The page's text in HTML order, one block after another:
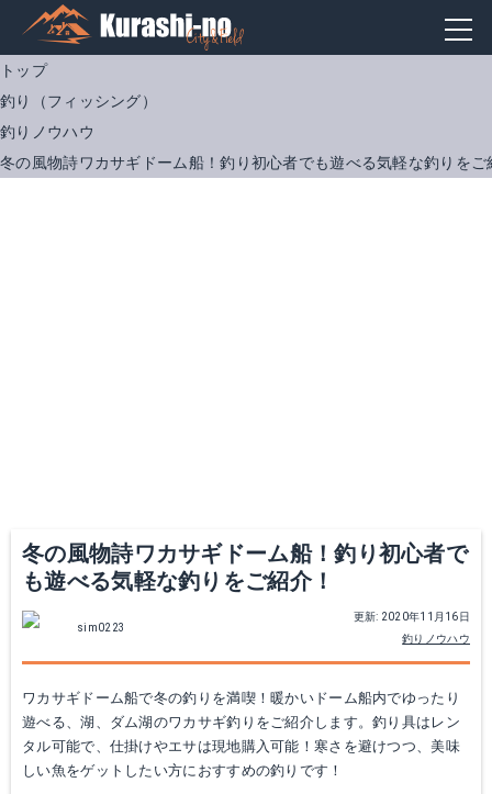
トップ
釣り（フィッシング）
釣りノウハウ
冬の風物詩ワカサギドーム船！釣り初心者でも遊べる気軽な釣りをご
冬の風物詩ワカサギドーム船！釣り初心者で
も遊べる気軽な釣りをご紹介！
更新: 2020年11月16日
釣りノウハウ
sim0223
ワカサギドーム船で冬の釣りを満喫！暖かいドーム船内でゆったり
遊べる、湖、ダム湖のワカサギ釣りをご紹介します。釣り具はレン
タル可能で、仕掛けやエサは現地購入可能！寒さを避けつつ、美味
しい魚をゲットしたい方におすすめの釣りです！
Amazonで詳細を見る
楽天で詳細を見る